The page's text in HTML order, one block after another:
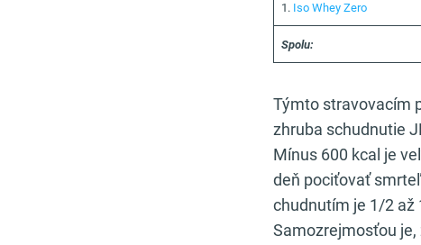
1. Iso Whey Zero
Spolu:
Týmto stravovacím
zhruba schudnutie
Mínus 600 kcal je
deň pociťovať
chudnutím je 1/2 až
Samozrejmosťou